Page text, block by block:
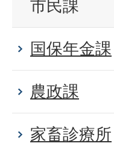
市民課
国保年金課
農政課
家畜診療所